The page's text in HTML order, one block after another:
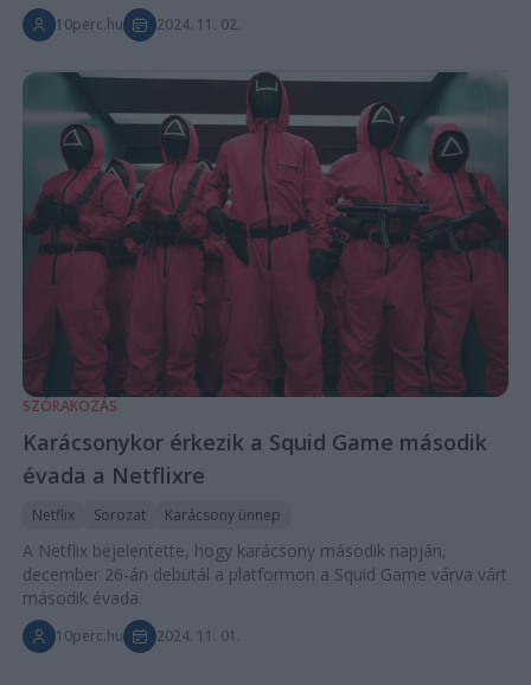
10perc.hu 2024. 11. 02.
SZÓRAKOZÁS
Karácsonykor érkezik a Squid Game második
évada a Netflixre
Netflix Sorozat Karácsony ünnep
A Netflix bejelentette, hogy karácsony második napján,
december 26-án debütál a platformon a Squid Game várva várt
második évada.
10perc.hu 2024. 11. 01.